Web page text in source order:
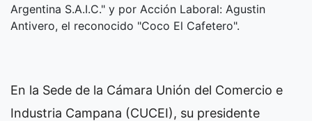
Argentina S.A.I.C." y por Acción Laboral: Agustin
Antivero, el reconocido "Coco El Cafetero".
En la Sede de la Cámara Unión del Comercio e
Industria Campana (CUCEI), su presidente